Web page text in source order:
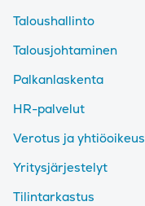
Taloushallinto
Talousjohtaminen
Palkanlaskenta
HR-palvelut
Verotus ja yhtiöoikeus
Yritysjärjestelyt
Tilintarkastus